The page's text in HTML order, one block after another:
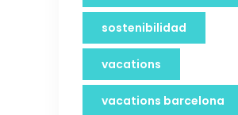
sostenibilidad
vacations
vacations barcelona